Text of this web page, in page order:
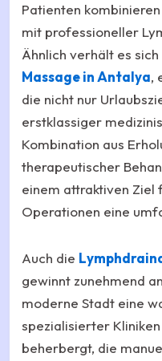
Patienten
mit professioneller
Ähnlich verhält es
Massage in Antalya,
die nicht nur
erstklassiger
Kombination aus
therapeutischer
einem attraktiven Ziel
Operationen eine
Auch die
gewinnt zunehmend
moderne Stadt eine
spezialisierter
beherbergt, die